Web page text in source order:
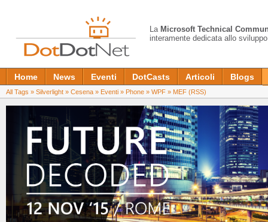
La Microsoft Technical
interamente dedicata allo
Home News Eventi DotCasts Articoli Blogs
All Tags » Silverlight » Cesena » Eventi » Phone » WPF » MEF (RSS)